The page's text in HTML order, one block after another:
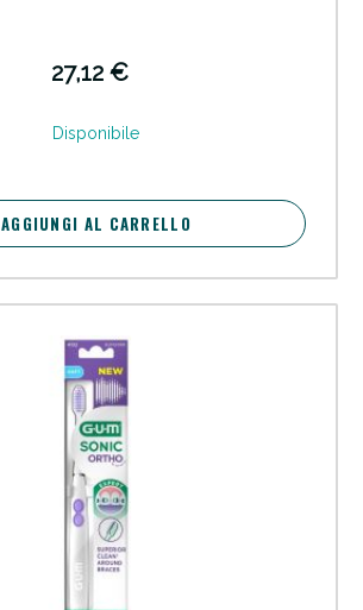
27,12 €
Disponibile
AGGIUNGI AL CARRELLO